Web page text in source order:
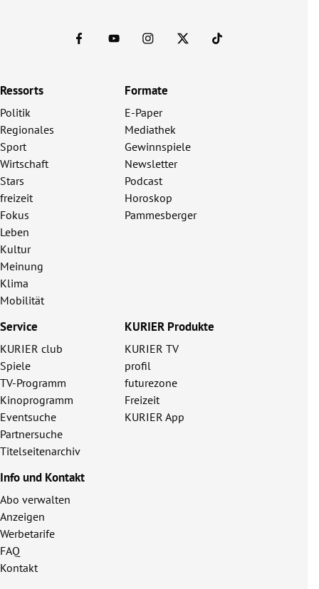
Ressorts
Politik
Regionales
Sport
Wirtschaft
Stars
freizeit
Fokus
Leben
Kultur
Meinung
Klima
Mobilität
Formate
E-Paper
Mediathek
Gewinnspiele
Newsletter
Podcast
Horoskop
Pammesberger
Service
KURIER club
Spiele
TV-Programm
Kinoprogramm
Eventsuche
Partnersuche
Titelseitenarchiv
KURIER Produkte
KURIER TV
profil
futurezone
Freizeit
KURIER App
Info und Kontakt
Abo verwalten
Anzeigen
Werbetarife
FAQ
Kontakt